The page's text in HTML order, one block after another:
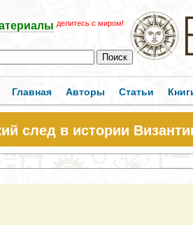
делитесь с миром!
Главная Авторы Статьи
след в истории